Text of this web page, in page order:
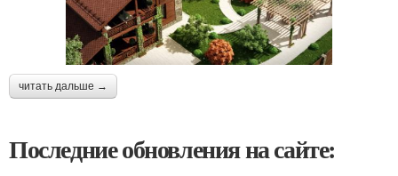
читать дальше →
Последние обновления на сайте: